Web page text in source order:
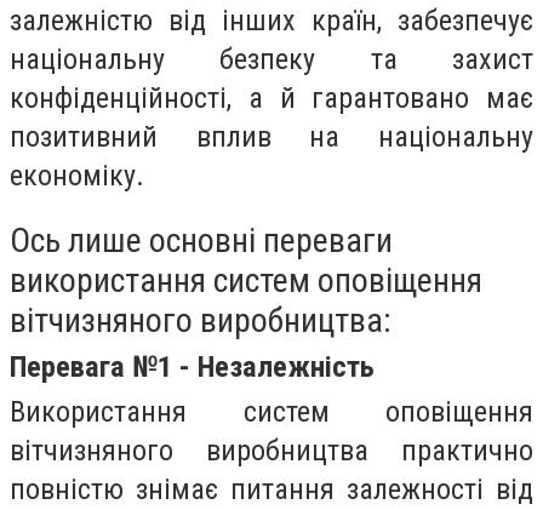
залежністю від інших країн, забезпечує
національну безпеку та захист
конфіденційності, а й гарантовано має
позитивний вплив на національну
економіку.
Ось лише основні переваги
використання систем оповіщення
вітчизняного виробництва:
Перевага №1 - Незалежність
Використання систем оповіщення
вітчизняного виробництва практично
повністю знімає питання залежності від